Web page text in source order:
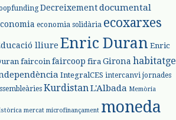
Decreixementdocumental
economia solidària ecoxarxes
lliure Enric Duran Enric
faircoin faircoop fira Girona habitatge
IntegralCES intercanvi jornades
Kurdistan L'Albada Memòria
mercat microfinançament moneda